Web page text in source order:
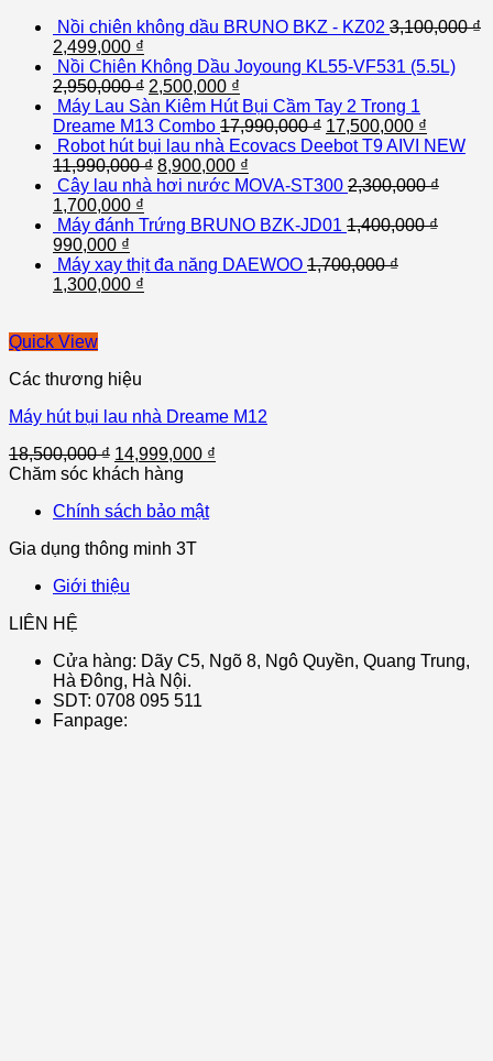
Nồi chiên không dầu BRUNO BKZ - KZ02 3,100,000₫
2,499,000 ₫
Nồi Chiên Không Dầu Joyoung KL55-VF531 (5.5L)
2,950,000₫ 2,500,000 ₫
Máy Lau Sàn Kiêm Hút Bụi Cầm Tay 2 Trong 1
Dreame M13 Combo 17,990,000₫ 17,500,000 ₫
Robot hút bụi lau nhà Ecovacs Deebot T9 AIVI NEW
11,990,000₫ 8,900,000 ₫
Cây lau nhà hơi nước MOVA-ST300 2,300,000₫
1,700,000 ₫
Máy đánh Trứng BRUNO BZK-JD01 1,400,000₫
990,000 ₫
Máy xay thịt đa năng DAEWOO 1,700,000₫
1,300,000 ₫
Quick View
Các thương hiệu
Máy hút bụi lau nhà Dreame M12
18,500,000₫ 14,999,000 ₫
Chăm sóc khách hàng
Chính sách bảo mật
Gia dụng thông minh 3T
Giới thiệu
LIÊN HỆ
Cửa hàng: Dãy C5, Ngõ 8, Ngô Quyền, Quang Trung,
Hà Đông, Hà Nội.
SDT: 0708 095 511
Fanpage: